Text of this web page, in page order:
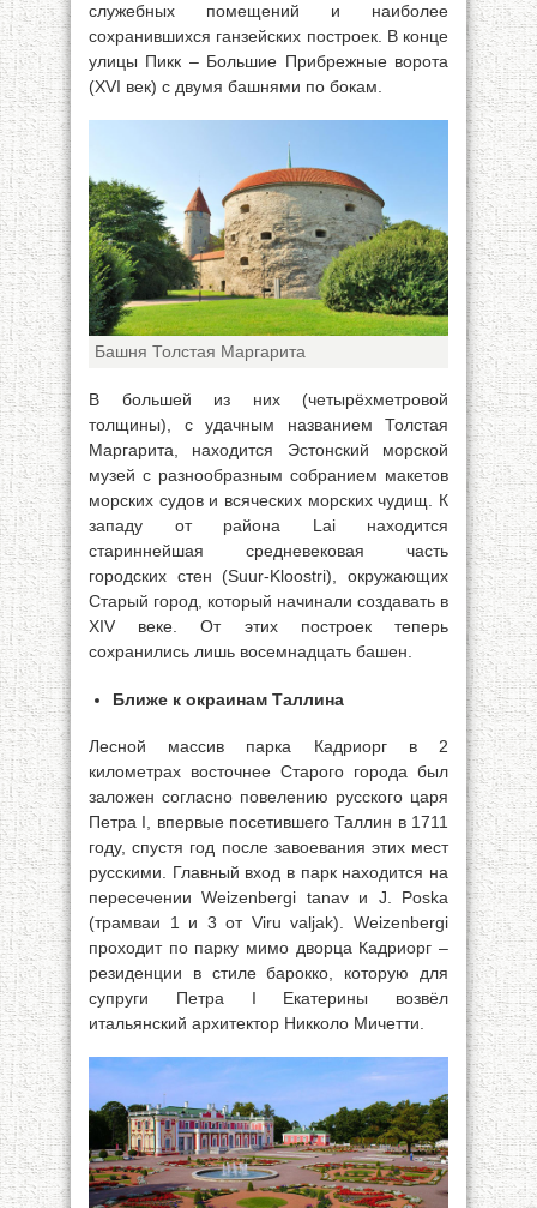
служебных помещений и наиболее
сохранившихся ганзейских построек. В конце
улицы Пикк – Большие Прибрежные ворота
(XVI век) с двумя башнями по бокам.
Башня Толстая Маргарита
В большей из них (четырёхметровой
толщины), с удачным названием Толстая
Маргарита, находится Эстонский морской
музей с разнообразным собранием макетов
морских судов и всяческих морских чудищ. К
западу от района Lai находится
стариннейшая средневековая часть
городских стен (Suur-Kloostri), окружающих
Старый город, который начинали создавать в
XIV веке. От этих построек теперь
сохранились лишь восемнадцать башен.
Ближе к окраинам Таллина
Лесной массив парка Кадриорг в 2
километрах восточнее Старого города был
заложен согласно повелению русского царя
Петра I, впервые посетившего Таллин в 1711
году, спустя год после завоевания этих мест
русскими. Главный вход в парк находится на
пересечении Weizenbergi tanav и J. Poska
(трамваи 1 и 3 от Viru valjak). Weizenbergi
проходит по парку мимо дворца Кадриорг –
резиденции в стиле барокко, которую для
супруги Петра I Екатерины возвёл
итальянский архитектор Никколо Мичетти.